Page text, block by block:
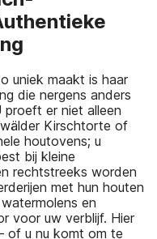
uniek maakt is haar
die nergens anders
proeft er niet alleen
Kirschtorte of
houtovens; u
bij kleine
rechtstreeks worden
met hun houten
en
voor uw verblijf. Hier
of u nu komt om te